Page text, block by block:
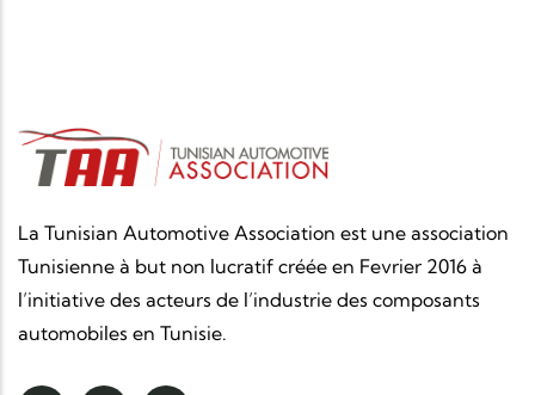
La Tunisian Automotive Association est une association
Tunisienne à but non lucratif créée en Fevrier 2016 à
l’initiative des acteurs de l’industrie des composants
automobiles en Tunisie.